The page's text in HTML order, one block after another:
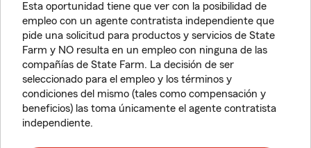
Esta oportunidad tiene que ver con la posibilidad de
empleo con un agente contratista independiente que
pide una solicitud para productos y servicios de State
Farm y NO resulta en un empleo con ninguna de las
compañías de State Farm. La decisión de ser
seleccionado para el empleo y los términos y
condiciones del mismo (tales como compensación y
beneficios) las toma únicamente el agente contratista
independiente.